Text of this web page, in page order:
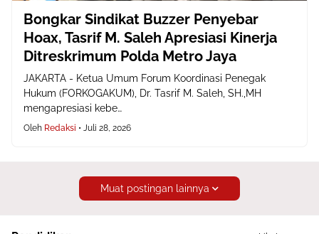
Bongkar Sindikat Buzzer Penyebar
Hoax, Tasrif M. Saleh Apresiasi Kinerja
Ditreskrimum Polda Metro Jaya
JAKARTA - Ketua Umum Forum Koordinasi Penegak
Hukum (FORKOGAKUM), Dr. Tasrif M. Saleh, SH.,MH
mengapresiasi kebe…
Oleh Redaksi • Juli 28, 2026
Muat postingan lainnya